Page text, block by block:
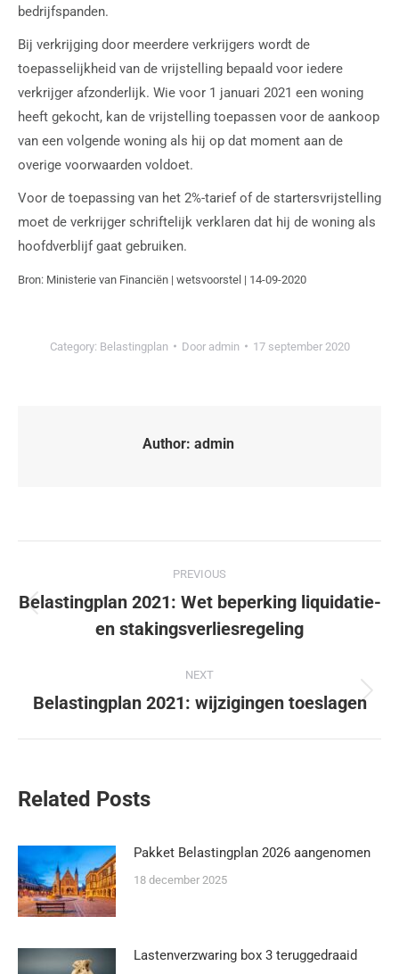
bedrijfspanden.
Bij verkrijging door meerdere verkrijgers wordt de
toepasselijkheid van de vrijstelling bepaald voor iedere
verkrijger afzonderlijk. Wie voor 1 januari 2021 een woning
heeft gekocht, kan de vrijstelling toepassen voor de aankoop
van een volgende woning als hij op dat moment aan de
overige voorwaarden voldoet.
Voor de toepassing van het 2%-tarief of de startersvrijstelling
moet de verkrijger schriftelijk verklaren dat hij de woning als
hoofdverblijf gaat gebruiken.
Bron: Ministerie van Financiën | wetsvoorstel | 14-09-2020
Category: Belastingplan Door admin 17 september 2020
Author: admin
PREVIOUS
Belastingplan 2021: Wet beperking liquidatie-
en stakingsverliesregeling
NEXT
Belastingplan 2021: wijzigingen toeslagen
Related Posts
Pakket Belastingplan 2026 aangenomen
18 december 2025
Lastenverzwaring box 3 teruggedraaid